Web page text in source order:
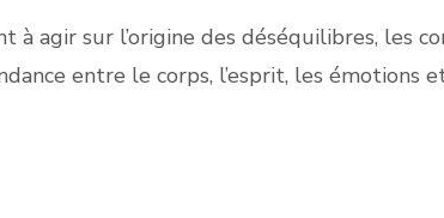
à agir sur l’origine des déséquilibres, les
entre le corps, l’esprit, les émotions